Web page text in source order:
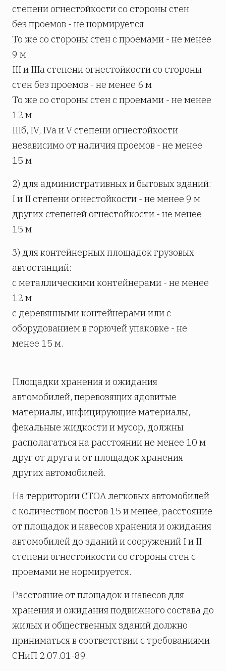
степени огнестойкости со стороны стен
без проемов - не нормируется
То же со стороны стен с проемами - не менее
9 м
III и IIIa степени огнестойкости со стороны
стен без проемов - не менее 6 м
То же со стороны стен с проемами - не менее
12 м
IIIб, IV, IVa и V степени огнестойкости
независимо от наличия проемов - не менее
15 м
2) для административных и бытовых зданий:
I и II степени огнестойкости - не менее 9 м
других степеней огнестойкости - не менее
15 м
3) для контейнерных площадок грузовых
автостанций:
с металлическими контейнерами - не менее
12 м
с деревянными контейнерами или с
оборудованием в горючей упаковке - не
менее 15 м.
Площадки хранения и ожидания
автомобилей, перевозящих ядовитые
материалы, инфицирующие материалы,
фекальные жидкости и мусор, должны
располагаться на расстоянии не менее 10 м
друг от друга и от площадок хранения
других автомобилей.
На территории СТОА легковых автомобилей
с количеством постов 15 и менее, расстояние
от площадок и навесов хранения и ожидания
автомобилей до зданий и сооружений I и II
степени огнестойкости со стороны стен с
проемами не нормируется.
Расстояние от площадок и навесов для
хранения и ожидания подвижного состава до
жилых и общественных зданий должно
приниматься в соответствии с требованиями
СНиП 2.07.01-89.